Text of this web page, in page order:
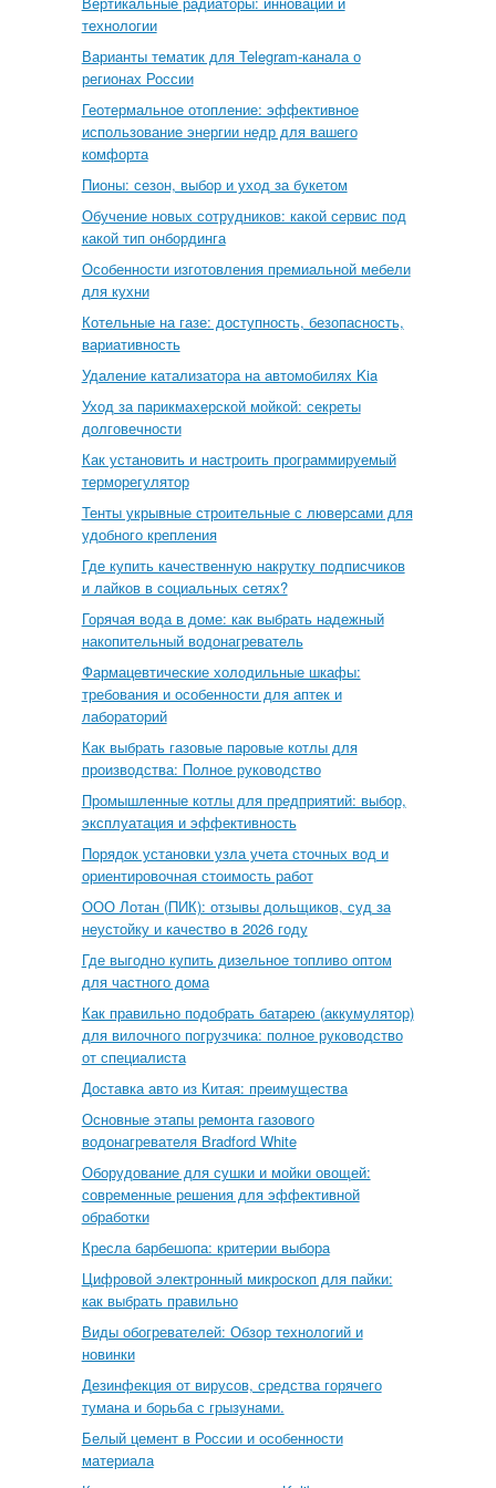
технологии
Варианты тематик для Telegram-канала о
регионах России
Геотермальное отопление: эффективное
использование энергии недр для вашего
комфорта
Пионы: сезон, выбор и уход за букетом
Обучение новых сотрудников: какой сервис под
какой тип онбординга
Особенности изготовления премиальной мебели
для кухни
Котельные на газе: доступность, безопасность,
вариативность
Удаление катализатора на автомобилях Kia
Уход за парикмахерской мойкой: секреты
долговечности
Как установить и настроить программируемый
терморегулятор
Тенты укрывные строительные с люверсами для
удобного крепления
Где купить качественную накрутку подписчиков
и лайков в социальных сетях?
Горячая вода в доме: как выбрать надежный
накопительный водонагреватель
Фармацевтические холодильные шкафы:
требования и особенности для аптек и
лабораторий
Как выбрать газовые паровые котлы для
производства: Полное руководство
Промышленные котлы для предприятий: выбор,
эксплуатация и эффективность
Порядок установки узла учета сточных вод и
ориентировочная стоимость работ
ООО Лотан (ПИК): отзывы дольщиков, суд за
неустойку и качество в 2026 году
Где выгодно купить дизельное топливо оптом
для частного дома
Как правильно подобрать батарею (аккумулятор)
для вилочного погрузчика: полное руководство
от специалиста
Доставка авто из Китая: преимущества
Основные этапы ремонта газового
водонагревателя Bradford White
Оборудование для сушки и мойки овощей:
современные решения для эффективной
обработки
Кресла барбешопа: критерии выбора
Цифровой электронный микроскоп для пайки:
как выбрать правильно
Виды обогревателей: Обзор технологий и
новинки
Дезинфекция от вирусов, средства горячего
тумана и борьба с грызунами.
Белый цемент в России и особенности
материала